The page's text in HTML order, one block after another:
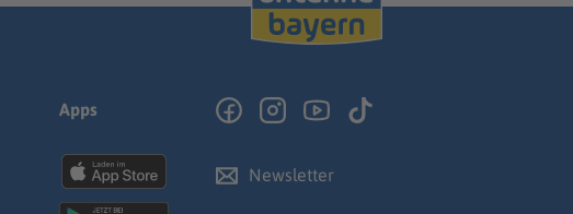
Apps
Newsletter